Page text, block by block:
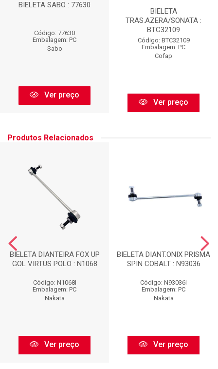
BIELETA SABO : 77630
Código: 77630
Embalagem: PC
Sabo
Ver preço
BIELETA
TRAS.AZERA/SONATA :
BTC32109
Código: BTC32109
Embalagem: PC
Cofap
Ver preço
Produtos Relacionados
BIELETA DIANTEIRA FOX UP
GOL VIRTUS POLO : N1068
Código: N1068I
Embalagem: PC
Nakata
Ver preço
BIELETA DIANT.ONIX PRISMA
SPIN COBALT : N93036
Código: N93036I
Embalagem: PC
Nakata
Ver preço